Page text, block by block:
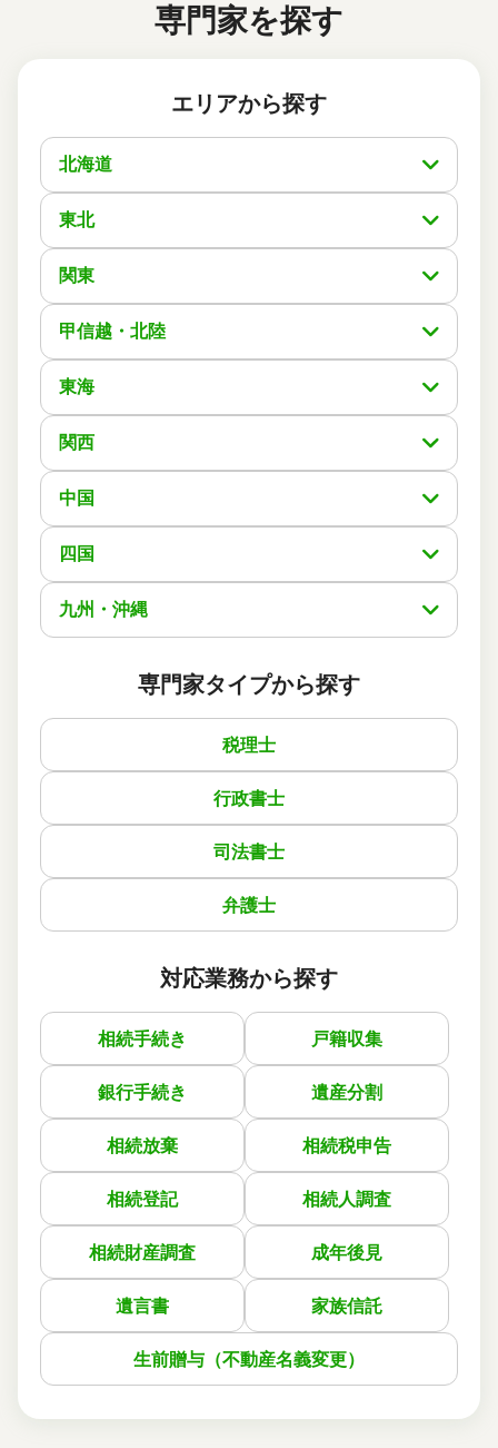
この口コミの事務所詳細をみる
ご利用事務所名
話しやすさ 5説明のわかりやすさ 5対応スピード 5
価格の妥当性
依頼内容 相続登記依頼金額 6万円
ご利用時期
依頼に至った経緯
不動産名義変更するのに、3件のうちの最初の連絡での対
応等の雰囲気や話し方がめっちゃ良くて、スグ即決し手続
きを開始してもらう中、とてもわかりやすく説明と共に連
絡は随時、不安を抱く事なく、手続きをして頂いてるのに
とても感謝しております。
また、知人にも紹介をさせて頂こうとも思っております。
実際に依頼した感想
は答えていただける、またこれが私達素人からしたら本当
に安心出来、今後、私の周りにも是非是非紹介をしたいぐ
らいです！
この口コミの事務所詳細をみる
50代 男性(東京都)
備後町士総合事務所
説明のわかりやすさ
依頼金額 8万円
ご利用時期 2026/03/08
依頼に至った経緯
亡くなった父の相続について相談させて頂いて、不動産の
相続登記をお願いしました。
メールで手続きに必要な書類を教えて頂いて、見積金額も
他の司法書士よりも安くて良かったです。
実際に依頼した感想
説明が分かりやすく、質問にもスピーディーに返信して頂
いて助かりました。
この口コミの事務所詳細をみる
専門家を探す
エリアから探す
北海道
東北
関東
中国
甲信越・北陸
関西
東海
四国
九州・沖縄
専門家タイプから探す
税理士
行政書士
司法書士
弁護士
対応業務から探す
相続手続き 戸籍収集
銀行手続き 遺産分割
相続放棄 相続税申告
相続登記 相続人調査
相続財産調査 成年後見
遺言書 家族信託
生前贈与（不動産名義変更）